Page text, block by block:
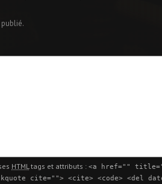
HTML tags et attributs : <a href=""
cite=""> <cite> <code> <del